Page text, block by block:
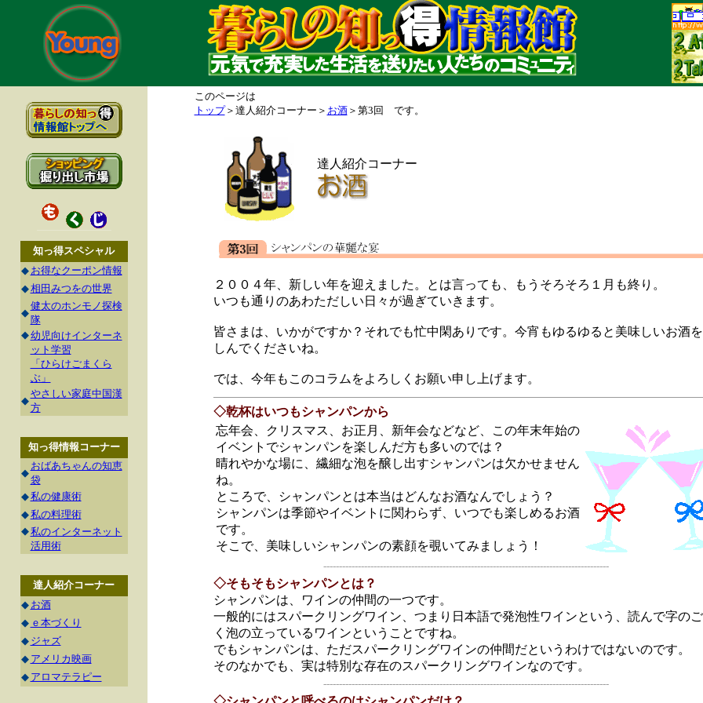
知っ得スペシャル
◆ お得なクーポン情報
◆相田みつをの世界
◆
健太のホンモノ探検
隊
◆幼児向けインターネ
ット学習
「ひらけごまくら
ぶ」
◆
やさしい家庭中国漢
方
知っ得情報コーナー
◆
おばあちゃんの知恵
袋
◆私の健康術
◆私の料理術
◆私のインターネット
活用術
達人紹介コーナー
◆ お酒
◆ ｅ本づくり
◆ ジャズ
◆ アメリカ映画
◆ アロマテラピー
このページは
トップ＞達人紹介コーナー＞ お酒＞第3回 です。
達人紹介コーナー
２００４年、新しい年を迎えました。とは言っても、もうそろそろ１月も終り。
いつも通りのあわただしい日々が過ぎていきます。
皆さまは、いかがですか？それでも忙中閑ありです。今宵もゆるゆると美味しいお酒
しんでくださいね。
では、今年もこのコラムをよろしくお願い申し上げます。
◇乾杯はいつもシャンパンから
忘年会、クリスマス、お正月、新年会などなど、この年末年始の
イベントでシャンパンを楽しんだ方も多いのでは？
晴れやかな場に、繊細な泡を醸し出すシャンパンは欠かせません
ね。
ところで、シャンパンとは本当はどんなお酒なんでしょう？
シャンパンは季節やイベントに関わらず、いつでも楽しめるお酒
です。
そこで、美味しいシャンパンの素顔を覗いてみましょう！
-------------------------------------------------------------------------------------------
◇そもそもシャンパンとは？
シャンパンは、ワインの仲間の一つです。
一般的にはスパークリングワイン、つまり日本語で発泡性ワインという、読んで字の
く泡の立っているワインということですね。
でもシャンパンは、ただスパークリングワインの仲間だというわけではないのです。
そのなかでも、実は特別な存在のスパークリングワインなのです。
-------------------------------------------------------------------------------------------